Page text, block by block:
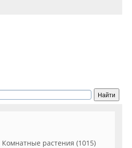
Комнатные растения (1015)